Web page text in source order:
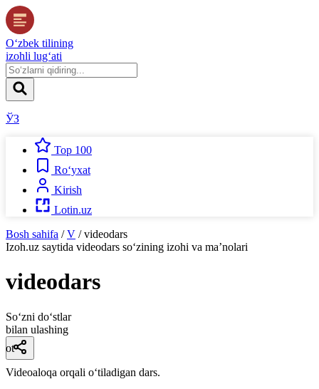
O‘zbek tilining
izohli lug‘ati
ЎЗ
Top 100
Ro‘yxat
Kirish
Lotin.uz
Bosh sahifa / V / videodars
Izoh.uz saytida videodars so‘zining izohi va ma’nolari
videodars
So‘zni do‘stlar
bilan ulashing
ot
Videoaloqa orqali oʻtiladigan dars.